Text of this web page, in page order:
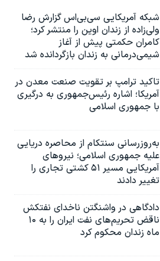
شبکه آمریکایی سی‌بی‌‌اس گزارش رضا
ولی‌زاده از زندان اوین را منتشر کرد؛
کامران حکمتی پیش از آغاز
شیمی‌درمانی به زندان بازگردانده شد
تاکید ترامپ بر تقویت صنعت معدن در
آمریکا؛ اشاره رئیس‌جمهوری به درگیری
با جمهوری اسلامی
به‌روزرسانی سنتکام از محاصره دریایی
علیه جمهوری اسلامی؛ نیروهای
آمریکایی مسیر ۵۱ کشتی تجاری را
تغییر دادند
دادگاهی در واشنگتن ناخدای نفتکش
ناقض تحریم‌های نفت ایران را به ۱۰
ماه زندان محکوم کرد